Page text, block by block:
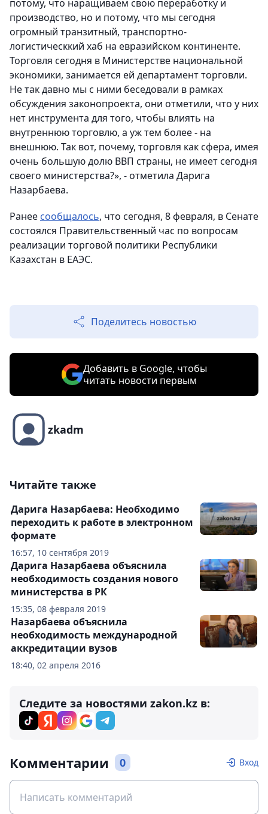
потому, что наращиваем свою переработку и
производство, но и потому, что мы сегодня
огромный транзитный, транспортно-
логистическкий хаб на евразийском континенте.
Торговля сегодня в Министерстве национальной
экономики, занимается ей департамент торговли.
Не так давно мы с ними беседовали в рамках
обсуждения законопроекта, они отметили, что у них
нет инструмента для того, чтобы влиять на
внутреннюю торговлю, а уж тем более - на
внешнюю. Так вот, почему, торговля как сфера, имея
очень большую долю ВВП страны, не имеет сегодня
своего министерства?», - отметила Дарига
Назарбаева.
Ранее сообщалось, что сегодня, 8 февраля, в Сенате
состоялся Правительственный час по вопросам
реализации торговой политики Республики
Казахстан в ЕАЭС.
Поделитесь новостью
Добавить в Google, чтобы
читать новости первым
zkadm
Читайте также
16:57, 10 сентября 2019
Дарига Назарбаева: Необходимо
переходить к работе в электронном
формате
15:35, 08 февраля 2019
Дарига Назарбаева объяснила
необходимость создания нового
министерства в РК
18:40, 02 апреля 2016
Назарбаева объяснила
необходимость международной
аккредитации вузов
Следите за новостями zakon.kz в:
Комментарии 0 Вход